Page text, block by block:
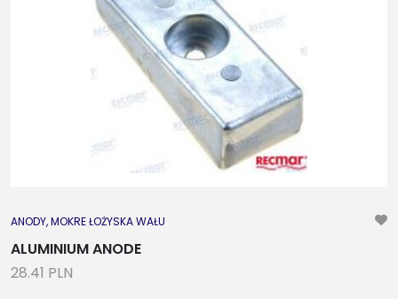
ANODY, MOKRE ŁOŻYSKA WAŁU
ALUMINIUM ANODE
28.41 PLN